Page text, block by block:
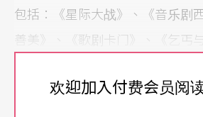
包括：《星际大战》、《音乐剧
善美》、《歌剧卡门》、《乞丐
欢迎加入付费会员阅